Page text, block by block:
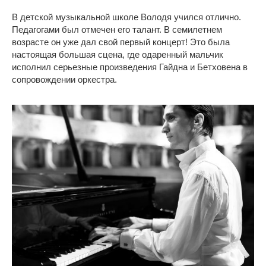
В детской музыкальной школе Володя учился отлично.
Педагогами был отмечен его талант. В семилетнем
возрасте он уже дал свой первый концерт! Это была
настоящая большая сцена, где одаренный мальчик
исполнил серьезные произведения Гайдна и Бетховена в
сопровождении оркестра.